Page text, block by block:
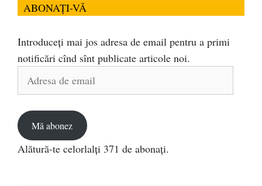
ABONAȚI-VĂ
Introduceți mai jos adresa de email pentru a primi
notificări cînd sînt publicate articole noi.
Adresa
Mă abonez
Alătură-te celorlalți 371 de abonați.